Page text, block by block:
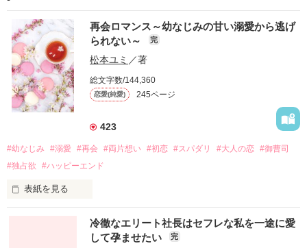
再会ロマンス～幼なじみの甘い溺愛から逃げ
られない～
完
松本ユミ ／著
総文字数/144,360
恋愛(純愛) 245ページ
423
#幼なじみ #溺愛 #再会 #両片想い #初恋 #スパダリ #大人の恋 #御曹司
#独占欲
#ハッピーエンド
表紙を見る
冷徹なエリート社長はセフレな私を一途に愛
して孕ませたい
完